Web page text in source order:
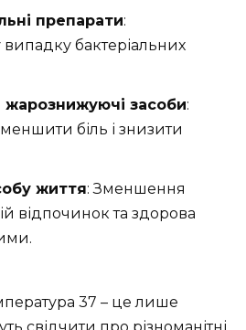
препарати:
бактеріальних
жарознижуючі засоби:
біль і знизити
життя: Зменшення
відпочинок та здорова
37 – це лише